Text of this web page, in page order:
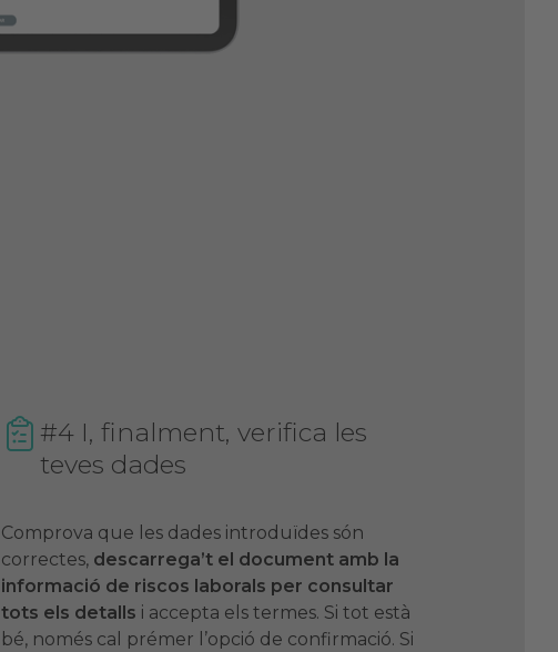
#4 I, finalment, verifica les
teves dades
Comprova que les dades introduïdes són
correctes, descarrega’t el document amb la
informació de riscos laborals per consultar
tots els detalls i accepta els termes. Si tot està
bé, només cal prémer l’opció de confirmació. Si